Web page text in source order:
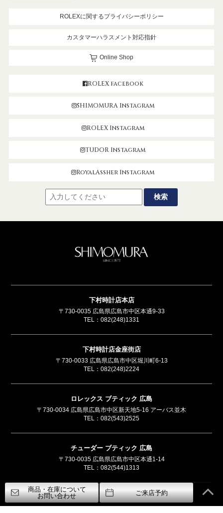
ROLEXに関するプライバシーポリシー
カスタマーハラスメント対応指針
Online Shop
ROLEX facebook
SHIMOMURA Instagram
ROLEX Instagram
TUDOR Instagram
RoyalAssher Instagram
下村時計店本店
〒730-0035 広島県広島市中区本通9-33
TEL： 082(248)1331
下村時計店金座街店
〒730-0033 広島県広島市中区堀川町6-13
TEL： 082(248)2224
ロレックス ブティック 広島
〒730-0034 広島県広島市中区新天地5-16 アーバス並木
TEL： 082(543)2525
チューダー ブティック 広島
〒730-0035 広島県広島市中区本通1-14
TEL： 082(544)1313
フランク ミュラー ブティック by SHIMOMURA
商品・在庫について
お問い合わせ
ご来店予約